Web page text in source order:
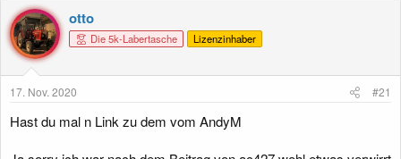
t
e
l
l
e
r
l
t
g
o
e
otto
Die 5k-Labertasche Lizenzinhaber
17. Nov. 2020 #21
Hast du mal n Link zu dem vom AndyM